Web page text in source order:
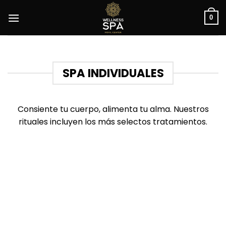
0
SPA INDIVIDUALES
Consiente tu cuerpo, alimenta tu alma. Nuestros
rituales incluyen los más selectos tratamientos.